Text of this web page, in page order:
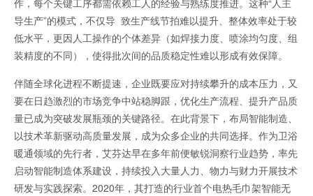
作，每个关键工序都需依赖工人的经验与熟练度推进。这种“人主
导生产”的模式，不仅导 致生产线节拍难以提升、整体效率处于较
低水平，更因人工操作的个体差异（如焊接力度、喷涂均匀度、组
装精度的不同），使得批次间的品质稳定性难以形成有效保障。
伴随全球化进程不断提速，企业既要应对持续攀升的成本压力，又
要在日趋激烈的市场竞争中站稳脚跟，优化生产流程、提升产品质
量已成为突破发展瓶颈的关键路径。在此背景下，布局智能制造、
以技术革新驱动高质量发展，成为众多企业的共同选择。作为卫浴
暖通领域的先行者，艾芬达早在多年前便敏锐洞察行业趋势，率先
启动智能制造体系建设，持续投入大量人力、物力与财力开展技术
研发与实践探索。2020年，其打造的行业首个电热毛巾架智能无